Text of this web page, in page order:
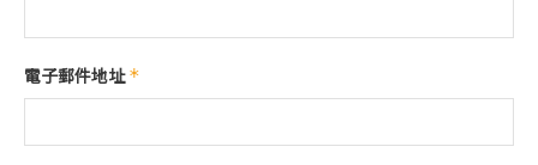
電子郵件地址*